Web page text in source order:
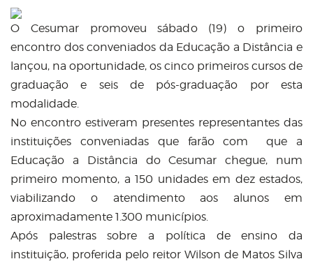
O Cesumar promoveu sábado (19) o primeiro
encontro dos conveniados da Educação a Distância e
lançou, na oportunidade, os cinco primeiros cursos de
graduação e seis de pós-graduação por esta
modalidade.
No encontro estiveram presentes representantes das
instituições conveniadas que farão com que a
Educação a Distância do Cesumar chegue, num
primeiro momento, a 150 unidades em dez estados,
viabilizando o atendimento aos alunos em
aproximadamente 1.300 municípios.
Após palestras sobre a política de ensino da
instituição, proferida pelo reitor Wilson de Matos Silva